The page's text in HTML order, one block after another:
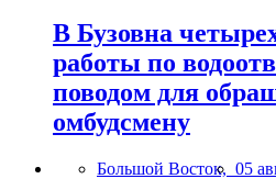
В Бузовна
работы по
поводом для
омбудсмену
Большой Восток, 05